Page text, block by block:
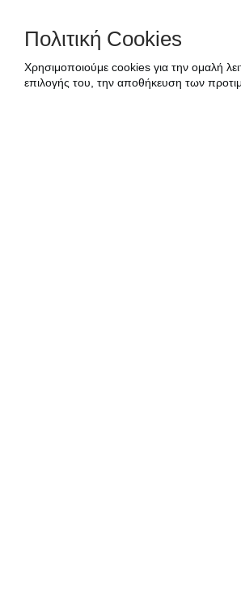
Πολιτική Cookies
Χρησιμοποιούμε cookies για την ομαλή
επιλογής του, την αποθήκευση των